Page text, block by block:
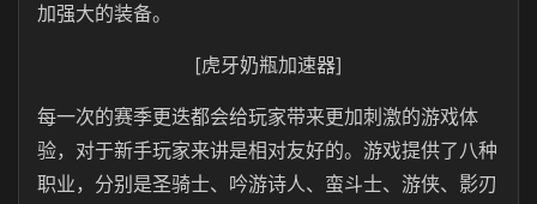
加强大的装备。
[虎牙奶瓶加速器]
每一次的赛季更迭都会给玩家带来更加刺激的游戏体
验，对于新手玩家来讲是相对友好的。游戏提供了八种
职业，分别是圣骑士、吟游诗人、蛮斗士、游侠、影刃